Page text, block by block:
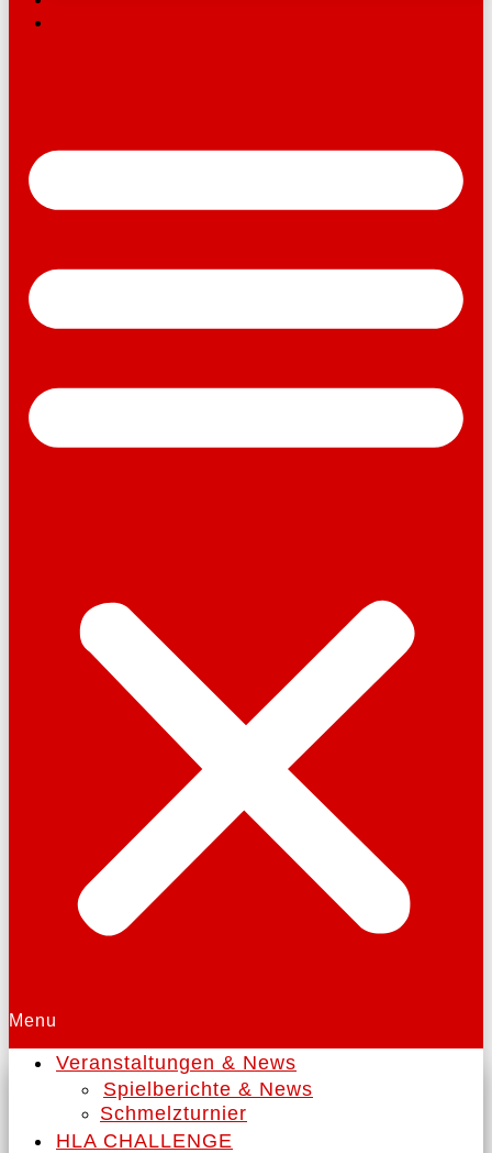
Menu
Veranstaltungen & News
Spielberichte & News
Schmelzturnier
HLA CHALLENGE